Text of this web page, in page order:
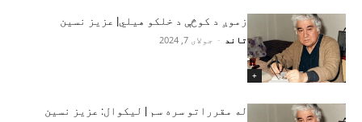
+
زموږ د کوڅې د خلکو هیلي| عزیز نسین
تاند - جولای 7, 2024
له مقرراتو سره سم | لیکوال: عزیز نسین